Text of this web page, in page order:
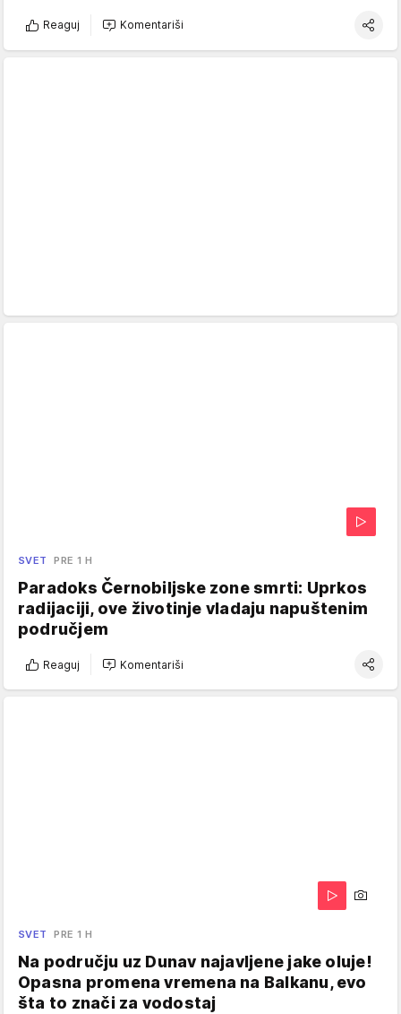
Reaguj Komentariši
SVET PRE 1 H
Paradoks Černobiljske zone smrti: Uprkos
radijaciji, ove životinje vladaju napuštenim
područjem
Reaguj Komentariši
SVET PRE 1 H
Na području uz Dunav najavljene jake oluje!
Opasna promena vremena na Balkanu, evo
šta to znači za vodostaj